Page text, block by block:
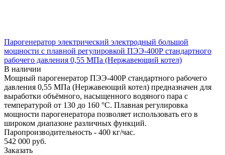
Парогенератор электрический электродный большой
мощности с плавной регулировкой ПЭЭ-400Р стандартного
рабочего давления 0,55 МПа (Нержавеющий котел)
В наличии
Мощный парогенератор ПЭЭ-400Р стандартного рабочего
давления 0,55 МПа (Нержавеющий котел) предназначен для
выработки объёмного, насыщенного водяного пара с
температурой от 130 до 160 °С. Плавная регулировка
мощности парогенератора позволяет использовать его в
широком диапазоне различных функций.
Паропроизводительность - 400 кг/час.
542 000 руб.
Заказать